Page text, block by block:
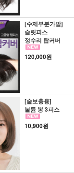
[수제부분가발]
슬릿피스
정수리 탑커버
120,000원
[숱보충용]
볼륨 뽕 3피스
10,900원